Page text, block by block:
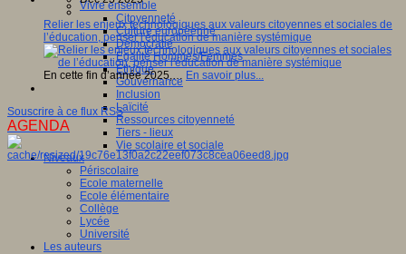
Vivre ensemble
Citoyenneté
Culture européenne
Démocratie
Egalité Hommes/Femmes
Ethique
Gouvernance
Inclusion
Laïcité
Ressources citoyenneté
Tiers - lieux
Vie scolaire et sociale
Niveaux
Périscolaire
Ecole maternelle
Ecole élémentaire
Collège
Lycée
Université
Les auteurs
Relier les enjeux technologiques aux valeurs citoyennes et sociales de
l’éducation, penser l'éducation de manière systémique
En cette fin d’année 2025,… En savoir plus...
Souscrire à ce flux RSS
AGENDA